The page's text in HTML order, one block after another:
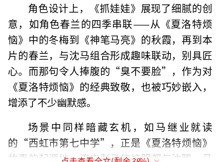
角色设计上，《抓娃娃》展现了细腻的创
意，如角色春兰的四季串联——从《夏洛特烦
恼》中的冬梅到《神笔马亮》的秋霞，再到本
片的春兰，与沈马组合形成趣味联动，别具匠
心。而那句令人捧腹的“臭不要脸”，作为对
《夏洛特烦恼》的经典致敬，也被巧妙嵌入，
增添了不少幽默感。
场景中同样暗藏玄机，如马继业就读
的“西虹市第七中学”，正是《夏洛特烦恼》
故事的起源地，连史彭元的校服都与沈腾、马